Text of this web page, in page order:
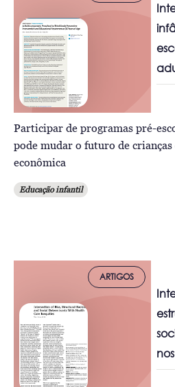
Participar de programas pré-
pode mudar o futuro de crianças
econômica
Educação infantil
ARTIGOS